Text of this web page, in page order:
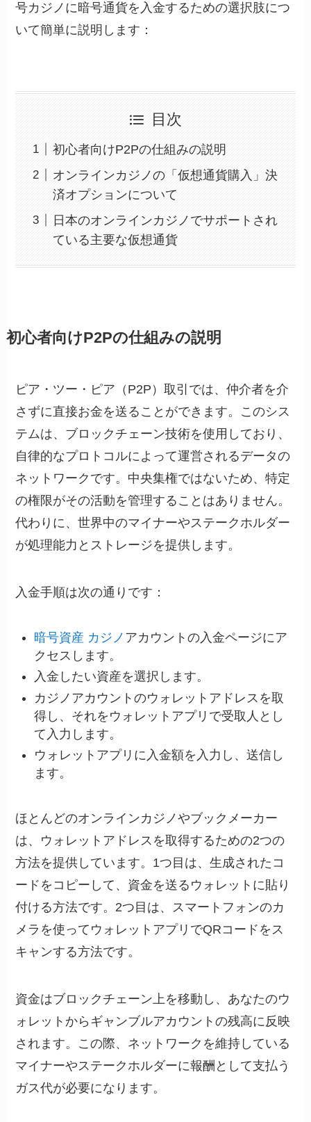
号カジノに暗号通貨を入金するための選択肢につ
いて簡単に説明します：
目次
初心者向けP2Pの仕組みの説明
オンラインカジノの「仮想通貨購入」決
済オプションについて
日本のオンラインカジノでサポートされ
ている主要な仮想通貨
初心者向けP2Pの仕組みの説明
ピア・ツー・ピア（P2P）取引では、仲介者を介
さずに直接お金を送ることができます。このシス
テムは、ブロックチェーン技術を使用しており、
自律的なプロトコルによって運営されるデータの
ネットワークです。中央集権ではないため、特定
の権限がその活動を管理することはありません。
代わりに、世界中のマイナーやステークホルダー
が処理能力とストレージを提供します。
入金手順は次の通りです：
暗号資産 カジノ アカウントの入金ページにア
クセスします。
入金したい資産を選択します。
カジノアカウントのウォレットアドレスを取
得し、それをウォレットアプリで受取人とし
て入力します。
ウォレットアプリに入金額を入力し、送信し
ます。
ほとんどのオンラインカジノやブックメーカー
は、ウォレットアドレスを取得するための2つの
方法を提供しています。1つ目は、生成されたコ
ードをコピーして、資金を送るウォレットに貼り
付ける方法です。2つ目は、スマートフォンのカ
メラを使ってウォレットアプリでQRコードをス
キャンする方法です。
資金はブロックチェーン上を移動し、あなたのウ
ォレットからギャンブルアカウントの残高に反映
されます。この際、ネットワークを維持している
マイナーやステークホルダーに報酬として支払う
ガス代が必要になります。